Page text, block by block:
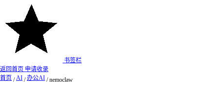
书签栏
返回首页 申请收录
首页 / AI / 办公AI / nemoclaw